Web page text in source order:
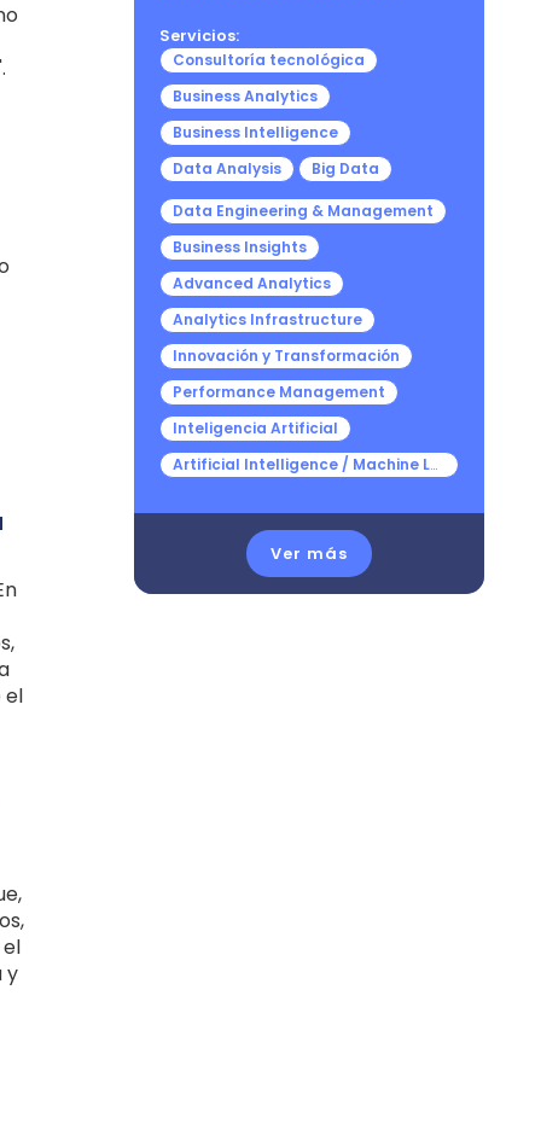
el
y
Servicios:
Consultoría tecnológica
Business Analytics
Business Intelligence
Data Analysis
Big Data
Data Engineering & Management
Business Insights
Advanced Analytics
Analytics Infrastructure
Innovación y Transformación
Performance Management
Inteligencia Artificial
Artificial Intelligence / Machine Learning
Ver más